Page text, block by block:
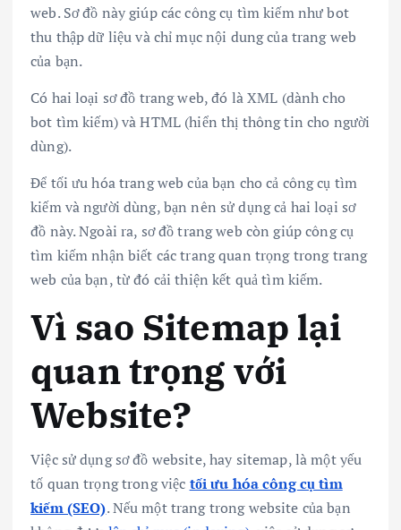
web. Sơ đồ này giúp các công cụ tìm kiếm như bot
thu thập dữ liệu và chỉ mục nội dung của trang web
của bạn.
Có hai loại sơ đồ trang web, đó là XML (dành cho
bot tìm kiếm) và HTML (hiển thị thông tin cho người
dùng).
Để tối ưu hóa trang web của bạn cho cả công cụ tìm
kiếm và người dùng, bạn nên sử dụng cả hai loại sơ
đồ này. Ngoài ra, sơ đồ trang web còn giúp công cụ
tìm kiếm nhận biết các trang quan trọng trong trang
web của bạn, từ đó cải thiện kết quả tìm kiếm.
Vì sao Sitemap lại
quan trọng với
Website?
Việc sử dụng sơ đồ website, hay sitemap, là một yếu
tố quan trọng trong việc tối ưu hóa công cụ tìm
kiếm (SEO). Nếu một trang trong website của bạn